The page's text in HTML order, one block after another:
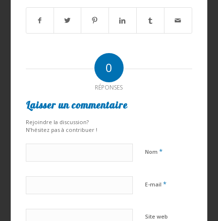
0
RÉPONSES
Laisser un commentaire
Rejoindre la discussion?
N’hésitez pas à contribuer !
Nom *
E-mail *
Site web